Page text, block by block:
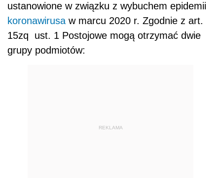
ustanowione w związku z wybuchem epidemii
koronawirusa w marcu 2020 r. Zgodnie z art.
15zq ust. 1 Postojowe mogą otrzymać dwie
grupy podmiotów:
REKLAMA